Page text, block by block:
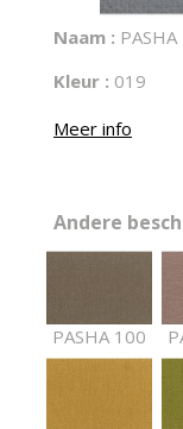
Naam : PASHA
Kleur : 019
Meer info
Andere
PASHA 100